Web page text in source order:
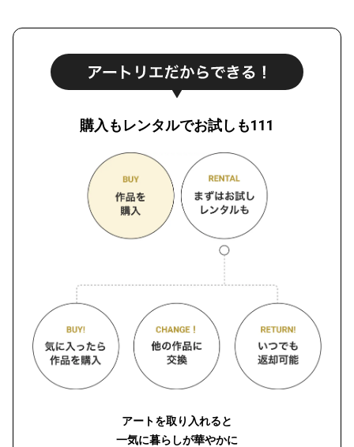
購入もレンタルでお試しも111
アートを取り入れると
一気に暮らしが華やかに